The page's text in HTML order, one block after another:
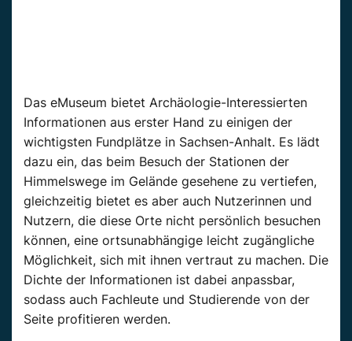
Das eMuseum bietet Archäologie-Interessierten
Informationen aus erster Hand zu einigen der
wichtigsten Fundplätze in Sachsen-Anhalt. Es lädt
dazu ein, das beim Besuch der Stationen der
Himmelswege im Gelände gesehene zu vertiefen,
gleichzeitig bietet es aber auch Nutzerinnen und
Nutzern, die diese Orte nicht persönlich besuchen
können, eine ortsunabhängige leicht zugängliche
Möglichkeit, sich mit ihnen vertraut zu machen. Die
Dichte der Informationen ist dabei anpassbar,
sodass auch Fachleute und Studierende von der
Seite profitieren werden.